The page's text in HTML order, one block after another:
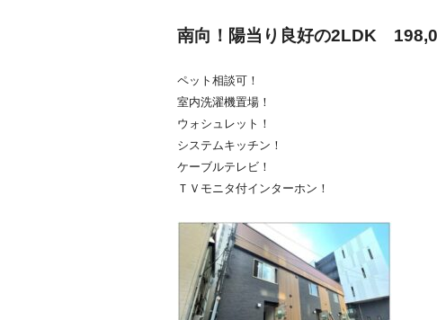
南向！陽当り良好の2LDK
ペット相談可！
室内洗濯機置場！
ウォシュレット！
システムキッチン！
ケーブルテレビ！
ＴＶモニタ付インターホン！